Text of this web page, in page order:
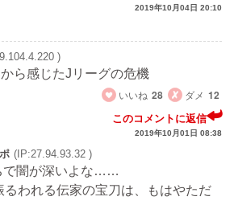
2019年10月04日 20:10
)
ら感じたJリーグの危機
いいね 28 ダメ 12
このコメントに返信
2019年10月01日 08:38
(IP:27.94.93.32 )
で闇が深いよな……
るわれる伝家の宝刀は、もはやただ